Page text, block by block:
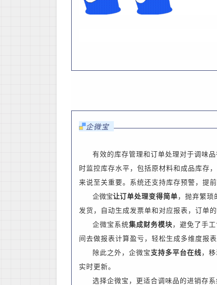
企微宝
有效的库存管理和订单处理对于调味
时监控库存水平，包括原材料和成品库存 ，
来说至关重要。系统还支持库存预警，提
企微宝让订单处理变得简单 ， 抛弃繁琐
发货 ，
自动生成发票单和对应报表，订单
企微宝系统集成财务模块 ，避免了手
间去做报表计算盈亏， 轻松生成多维度报
除此之外，企微宝 支持多平台在线 ，
实时更新。
选择企微宝，更适合调味品的进销存